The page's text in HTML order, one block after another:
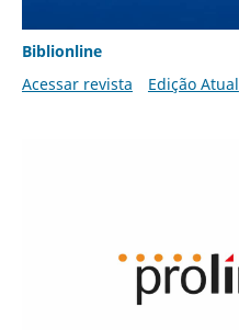
Biblionline
Acessar revista
Edição Atual